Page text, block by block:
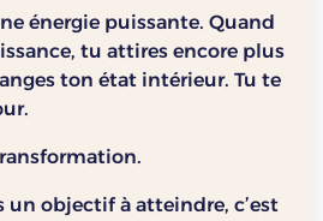
énergie puissante. Quand
tu attires encore plus
ton état intérieur. Tu te
un objectif à atteindre, c’est